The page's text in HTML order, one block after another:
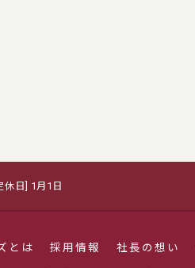
休日] 1月1日
とは 採用情報 社長の想い